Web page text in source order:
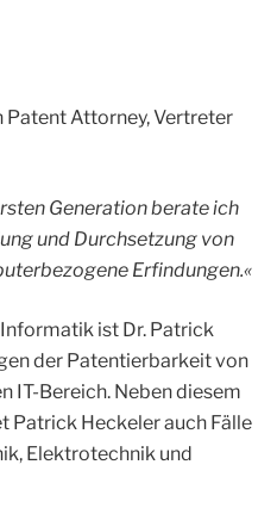
Patent Attorney, Vertreter
Generation berate ich
und Durchsetzung von
Erfindungen.«
ist Dr. Patrick
der Patentierbarkeit von
IT-Bereich. Neben diesem
Patrick Heckeler auch Fälle
Elektrotechnik und